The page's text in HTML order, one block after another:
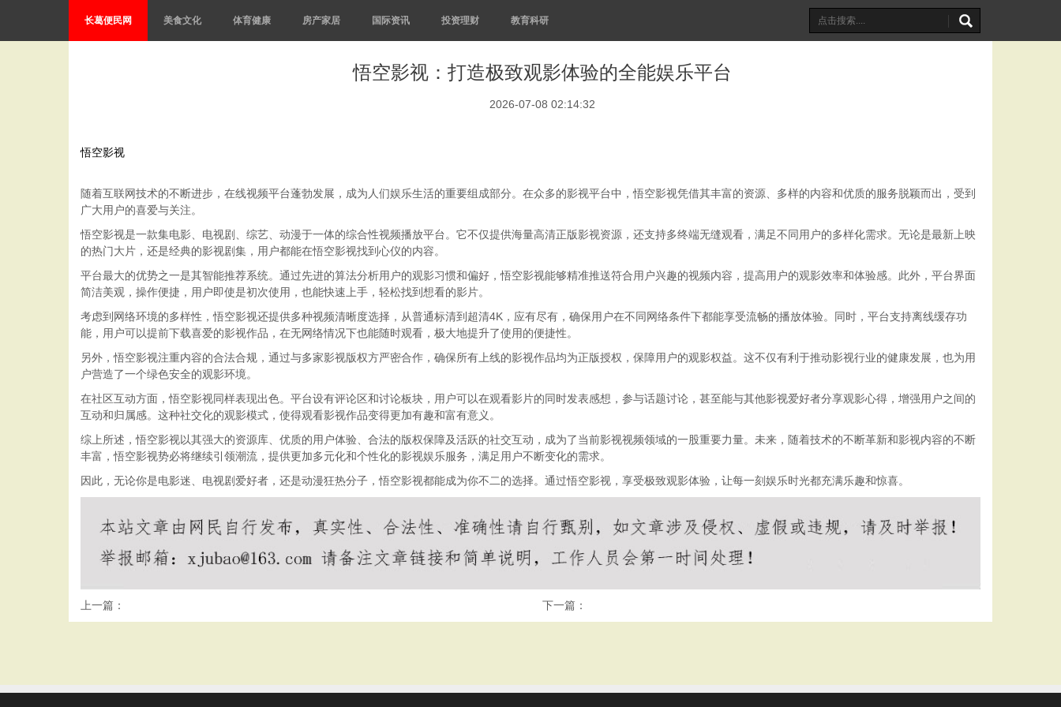
长葛便民网 美食文化 体育健康 房产家居 国际资讯 投资理财 教育科研
悟空影视：打造极致观影体验的全能娱乐平台
2026-07-08 02:14:32
悟空影视
随着互联网技术的不断进步，在线视频平台蓬勃发展，成为人们娱乐生活的重要组成部分。在众多的影视平台中，悟空影视凭借其丰富的资源、多样的内容和优质的服务脱颖而出，受到
广大用户的喜爱与关注。
悟空影视是一款集电影、电视剧、综艺、动漫于一体的综合性视频播放平台。它不仅提供海量高清正版影视资源，还支持多终端无缝观看，满足不同用户的多样化需求。无论是最新上映
的热门大片，还是经典的影视剧集，用户都能在悟空影视找到心仪的内容。
平台最大的优势之一是其智能推荐系统。通过先进的算法分析用户的观影习惯和偏好，悟空影视能够精准推送符合用户兴趣的视频内容，提高用户的观影效率和体验感。此外，平台界面
简洁美观，操作便捷，用户即使是初次使用，也能快速上手，轻松找到想看的影片。
考虑到网络环境的多样性，悟空影视还提供多种视频清晰度选择，从普通标清到超清4K，应有尽有，确保用户在不同网络条件下都能享受流畅的播放体验。同时，平台支持离线缓存功
能，用户可以提前下载喜爱的影视作品，在无网络情况下也能随时观看，极大地提升了使用的便捷性。
另外，悟空影视注重内容的合法合规，通过与多家影视版权方严密合作，确保所有上线的影视作品均为正版授权，保障用户的观影权益。这不仅有利于推动影视行业的健康发展，也为用
户营造了一个绿色安全的观影环境。
在社区互动方面，悟空影视同样表现出色。平台设有评论区和讨论板块，用户可以在观看影片的同时发表感想，参与话题讨论，甚至能与其他影视爱好者分享观影心得，增强用户之间的
互动和归属感。这种社交化的观影模式，使得观看影视作品变得更加有趣和富有意义。
综上所述，悟空影视以其强大的资源库、优质的用户体验、合法的版权保障及活跃的社交互动，成为了当前影视视频领域的一股重要力量。未来，随着技术的不断革新和影视内容的不断
丰富，悟空影视势必将继续引领潮流，提供更加多元化和个性化的影视娱乐服务，满足用户不断变化的需求。
因此，无论你是电影迷、电视剧爱好者，还是动漫狂热分子，悟空影视都能成为你不二的选择。通过悟空影视，享受极致观影体验，让每一刻娱乐时光都充满乐趣和惊喜。
上一篇： 下一篇：